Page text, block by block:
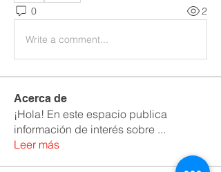
0 2
Write a comment...
Acerca de
¡Hola! En este espacio publica
información de interés sobre ...
Leer más